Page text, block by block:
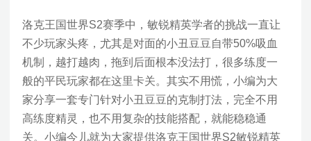
洛克王国世界S2赛季中，敏锐精英学者的挑战一直让
不少玩家头疼，尤其是对面的小丑豆豆自带50%吸血
机制，越打越肉，拖到后面根本没法打，很多练度一
般的平民玩家都在这里卡关。其实不用慌，小编为大
家分享一套专门针对小丑豆豆的克制打法，完全不用
高练度精灵，也不用复杂的技能搭配，就能稳稳通
关。小编今儿就为大家提供洛克王国世界S2敏锐精英